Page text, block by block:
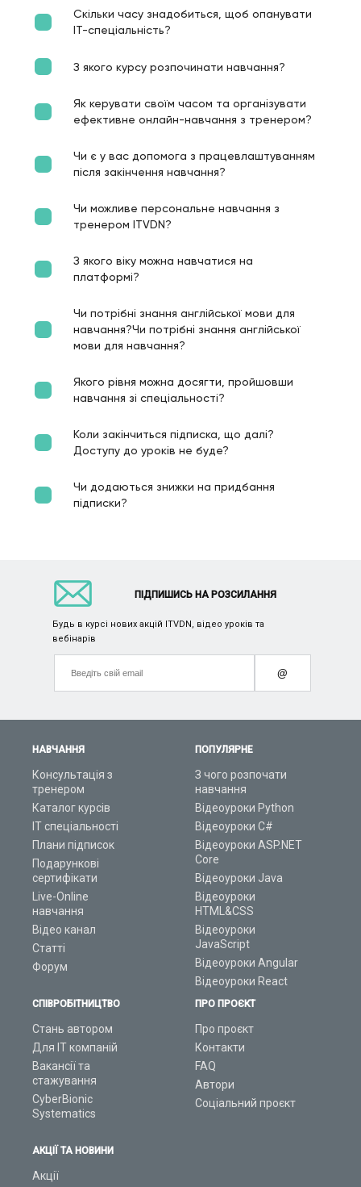
Скільки часу знадобиться, щоб опанувати
ІТ-спеціальність?
З якого курсу розпочинати навчання?
Як керувати своїм часом та організувати
ефективне онлайн-навчання з тренером?
Чи є у вас допомога з працевлаштуванням
після закінчення навчання?
Чи можливе персональне навчання з
тренером ITVDN?
З якого віку можна навчатися на
платформі?
Чи потрібні знання англійської мови для
навчання?Чи потрібні знання англійської
мови для навчання?
Якого рівня можна досягти, пройшовши
навчання зі спеціальності?
Коли закінчиться підписка, що далі?
Доступу до уроків не буде?
Чи додаються знижки на придбання
підписки?
НАВЧАННЯ
Консультація з
тренером
Каталог курсів
ІТ спеціальності
Плани підписок
Подарункові
сертифікати
Live-Online
навчання
Відео канал
Статті
Форум
ПОПУЛЯРНЕ
З чого розпочати
навчання
Відеоуроки Python
Відеоуроки C#
Відеоуроки ASP.NET
Core
Відеоуроки Java
Відеоуроки
HTML&CSS
Відеоуроки
JavaScript
Відеоуроки Angular
Відеоуроки React
СПІВРОБІТНИЦТВО
Стань автором
Для ІТ компаній
Вакансії та
стажування
CyberBionic
Systematics
АКЦІЇ ТА НОВИНИ
Акції
ПРО ПРОЄКТ
Про проєкт
Контакти
FAQ
Автори
Соціальний проєкт
ПІДПИШИСЬ НА РОЗСИЛАННЯ
Будь в курсі нових акцій ITVDN, відео уроків та
вебінарів
@